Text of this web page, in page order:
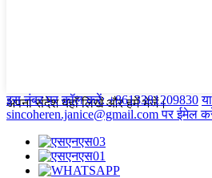
अपना संदेश यहाँ लिखें और हमें भेजें।
इस नंबर पर कॉल करें: +8613381209830
sincoheren.janice@gmail.com पर ईमेल